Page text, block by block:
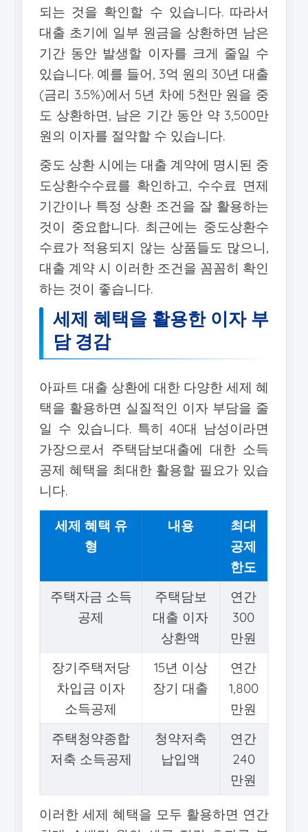
되는 것을 확인할 수 있습니다. 따라서
대출 초기에 일부 원금을 상환하면 남은
기간 동안 발생할 이자를 크게 줄일 수
있습니다. 예를 들어, 3억 원의 30년 대출
(금리 3.5%)에서 5년 차에 5천만 원을 중
도 상환하면, 남은 기간 동안 약 3,500만
원의 이자를 절약할 수 있습니다.
중도 상환 시에는 대출 계약에 명시된 중
도상환수수료를 확인하고, 수수료 면제
기간이나 특정 상환 조건을 잘 활용하는
것이 중요합니다. 최근에는 중도상환수
수료가 적용되지 않는 상품들도 많으니,
대출 계약 시 이러한 조건을 꼼꼼히 확인
하는 것이 좋습니다.
세제 혜택을 활용한 이자 부
담 경감
아파트 대출 상환에 대한 다양한 세제 혜
택을 활용하면 실질적인 이자 부담을 줄
일 수 있습니다. 특히 40대 남성이라면
가장으로서 주택담보대출에 대한 소득
공제 혜택을 최대한 활용할 필요가 있습
니다.
세제 혜택 유
형
내용
최대
공제
한도
주택자금 소득
공제
주택담보
대출 이자
상환액
연간
300
만원
장기주택저당
차입금 이자
소득공제
15년 이상
장기 대출
연간
1,800
만원
주택청약종합
저축 소득공제
청약저축
납입액
연간
240
만원
이러한 세제 혜택을 모두 활용하면 연간